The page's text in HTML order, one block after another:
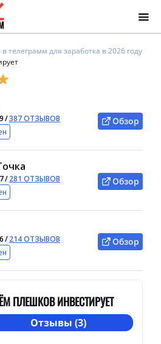
телеграмм для заработка в 2026 году
/387 ОТЗЫВОВ
Обзор
/281 ОТЗЫВОВ
Обзор
/214 ОТЗЫВОВ
Обзор
ПЛЕШКОВ ИНВЕСТИРУЕТ
Отзывы (3)